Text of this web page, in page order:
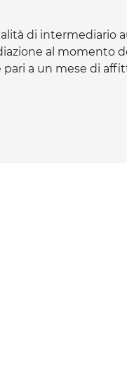
di intermediario
al momento
a un mese di